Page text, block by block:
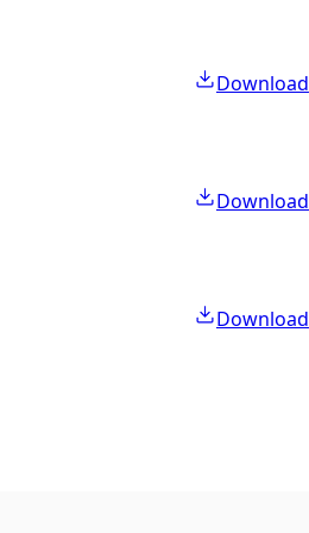
Download
Download
Download